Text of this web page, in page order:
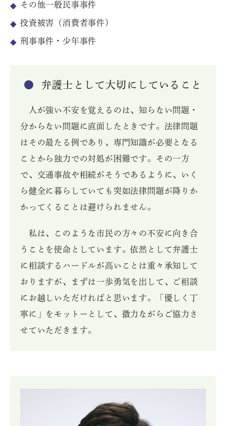
その他一般民事事件
投資被害（消費者事件）
刑事事件・少年事件
弁護士として大切にしていること
人が強い不安を覚えるのは、知らない問題・
分からない問題に直面したときです。法律問題
はその最たる例であり、専門知識が必要となる
ことから独力での対処が困難です。その一方
で、交通事故や相続がそうであるように、いく
ら健全に暮らしていても突如法律問題が降りか
かってくることは避けられません。
私は、このような市民の方々の不安に向き合
うことを使命としています。依然として弁護士
に相談するハードルが高いことは重々承知して
おりますが、まずは一歩勇気を出して、ご相談
にお越しいただければと思います。「優しく丁
寧に」をモットーとして、微力ながらご協力さ
せていただきます。